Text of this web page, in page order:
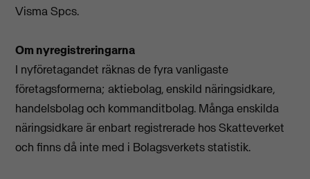
Visma Spcs.
Om nyregistreringarna
I nyföretagandet räknas de fyra vanligaste
företagsformerna; aktiebolag, enskild näringsidkare,
handelsbolag och kommanditbolag. Många enskilda
näringsidkare är enbart registrerade hos Skatteverket
och finns då inte med i Bolagsverkets statistik.